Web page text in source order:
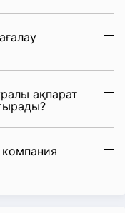
ақпарат
компания